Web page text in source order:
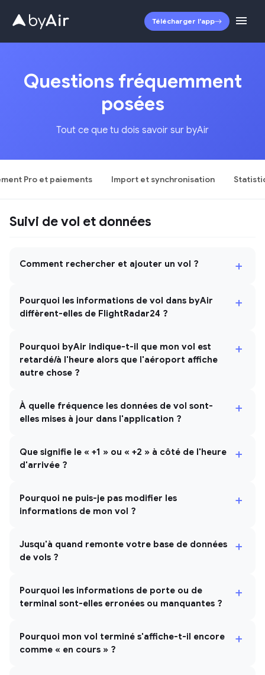
Télécharger l'app
Questions fréquemment
posées
Tout ce que tu dois savoir sur byAir
Pro et paiements Import et synchronisation
Suivi de vol et données
Comment rechercher et ajouter un vol ? +
Pourquoi les informations de vol dans byAir
diffèrent-elles de FlightRadar24 ?
+
Pourquoi byAir indique-t-il que mon vol est
retardé/à l'heure alors que l'aéroport affiche
autre chose ?
+
À quelle fréquence les données de vol sont-
elles mises à jour dans l'application ?
+
Que signifie le « +1 » ou « +2 » à côté de l'heure
d'arrivée ?
+
Pourquoi ne puis-je pas modifier les
informations de mon vol ?
+
Jusqu'à quand remonte votre base de données
de vols ?
+
Pourquoi les informations de porte ou de
terminal sont-elles erronées ou manquantes ?
+
Pourquoi mon vol terminé s'affiche-t-il encore
comme « en cours » ?
+